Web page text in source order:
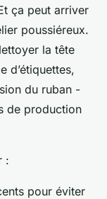
ça peut arriver
poussiéreux.
la tête
d’étiquettes,
du ruban -
de production
:
pour éviter